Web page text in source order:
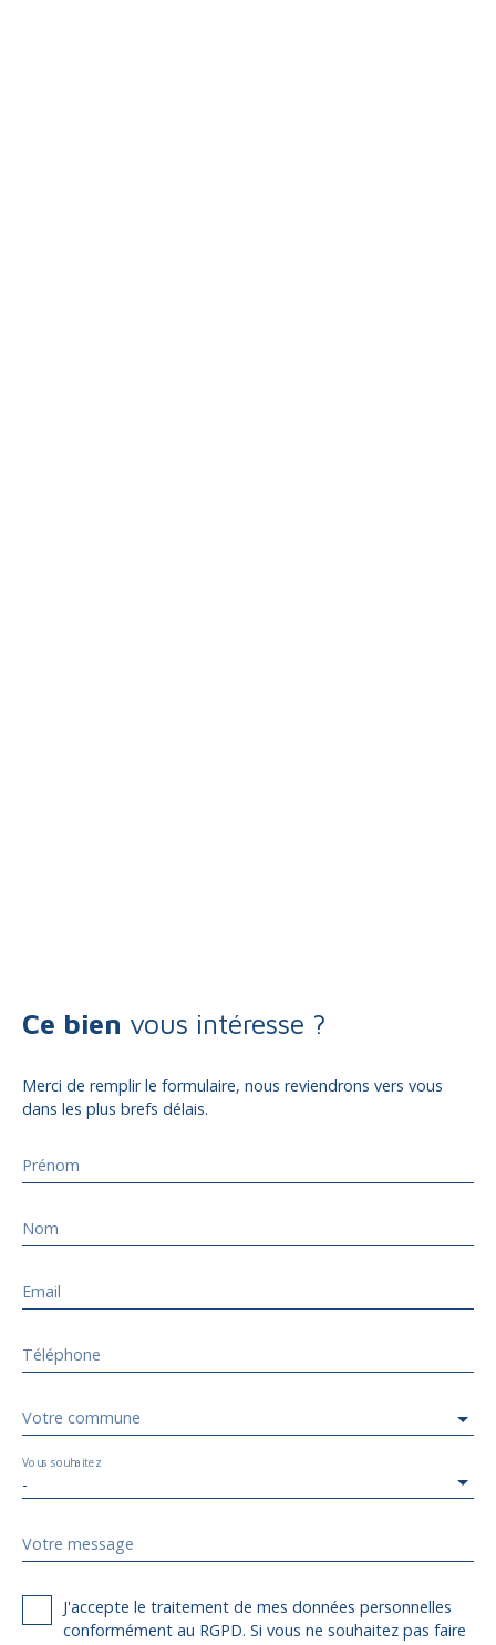
Ce bien vous intéresse ?
Merci de remplir le formulaire, nous reviendrons vers vous
dans les plus brefs délais.
Prénom
Nom
Email
Téléphone
Votre commune
-
Vous souhaitez
Votre message
J'accepte le traitement de mes données personnelles
conformément au RGPD. Si vous ne souhaitez pas faire